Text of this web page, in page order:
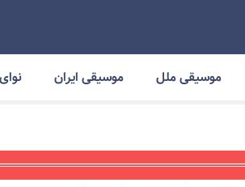
موسیقی ملل موسیقی ایران